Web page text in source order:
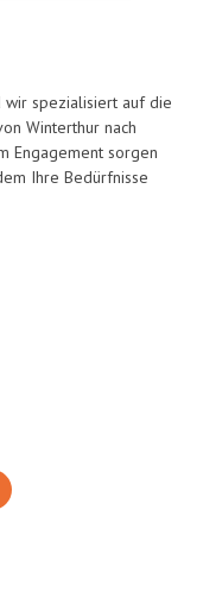
wir spezialisiert auf die
Winterthur nach
Engagement sorgen
Ihre Bedürfnisse